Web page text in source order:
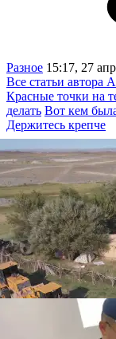
Разное 15:17, 27
Все статьи автора
Красные точки на
делать Вот кем
Держитесь крепче